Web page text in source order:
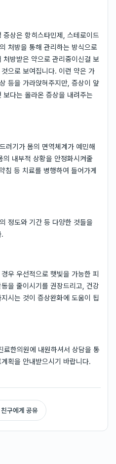
상은 항히스타민제, 스테로이드
처방을 통해 관리하는 방식으로
방받은 약으로 관리중이신걸 보
으로 보여집니다. 이런 약은 가
등을 가라앉혀주지만, 증상이 앞
다는 올라온 증상을 내려주는
러기가 몸의 면역체계가 예민해
내부적 상황을 안정화시켜줄
침 등 치료를 병행하여 들어가게
정도와 기간 등 다양한 것들을
우 우선적으로 햇빛을 가능한 피
을 줄이시기를 권장드리고, 건강
시는 것이 증상완화에 도움이 됩
료한의원에 내원하셔서 상담을 통
획을 안내받으시기 바랍니다.
구에게 공유